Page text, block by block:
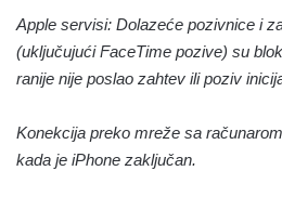
Apple servisi: Dolazeće pozivnice i
(uključujući FaceTime pozive) su
ranije nije poslao zahtev ili poziv
Konekcija preko mreže sa
kada je iPhone zaključan.